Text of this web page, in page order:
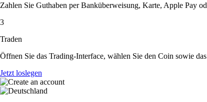
Zahlen Sie Guthaben per Banküberweisung, Karte, Apple Pay
3
Traden
Öffnen Sie das Trading-Interface, wählen Sie den Coin sowie
Jetzt loslegen